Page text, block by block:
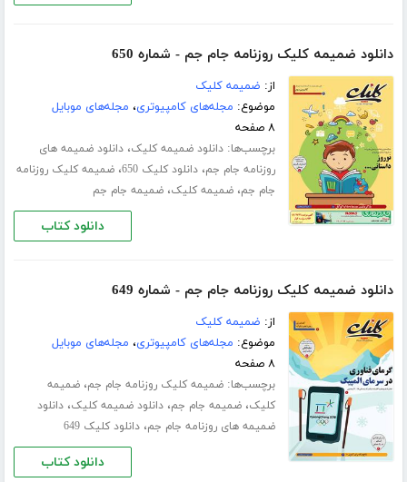
دانلود ضمیمه کلیک روزنامه جام جم - شماره 650
از: ضمیمه کلیک
موضوع: مجله‌های کامپیوتری، مجله‌های موبایل
۸ صفحه
برچسب‌ها:دانلود ضمیمه کلیک،دانلود ضمیمه های
روزنامه جام جم،دانلود کلیک 650 ،ضمیمه کلیک روزنامه
جام جم،ضمیمه کلیک،ضمیمه جام جم
دانلود کتاب
دانلود ضمیمه کلیک روزنامه جام جم - شماره 649
از: ضمیمه کلیک
موضوع: مجله‌های کامپیوتری، مجله‌های موبایل
۸ صفحه
برچسب‌ها:ضمیمه کلیک روزنامه جام جم،ضمیمه
کلیک،ضمیمه جام جم،دانلود ضمیمه کلیک،دانلود
ضمیمه های روزنامه جام جم،دانلود کلیک 649
دانلود کتاب